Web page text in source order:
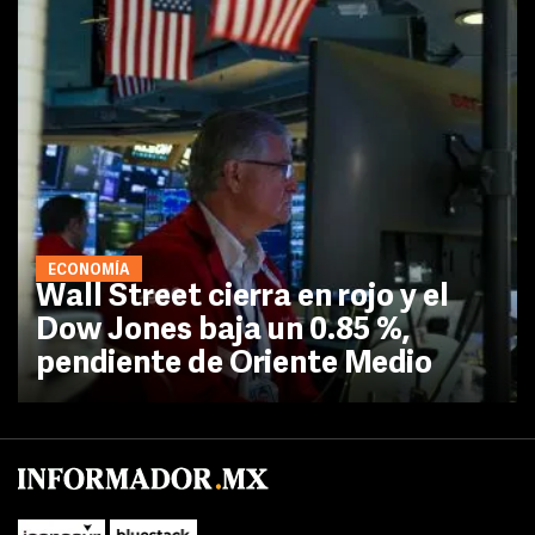
ECONOMÍA
Wall Street cierra en rojo y el
Dow Jones baja un 0.85 %,
pendiente de Oriente Medio